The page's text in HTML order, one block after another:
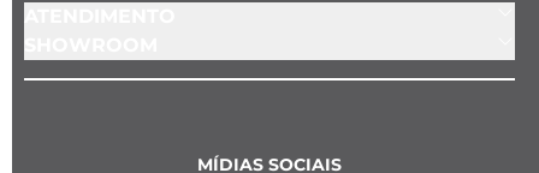
MÍDIAS SOCIAIS